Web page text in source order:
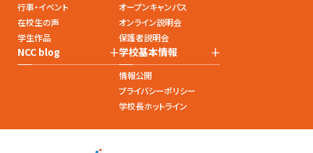
行事・イベント
在校生の声
学生作品
オープンキャンパス
オンライン説明会
保護者説明会
NCC blog +学校基本情報 +
情報公開
プライバシーポリシー
学校長ホットライン